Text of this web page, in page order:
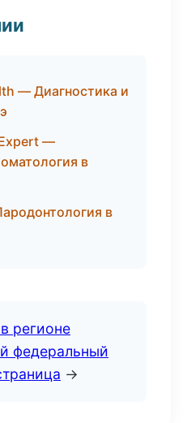
— Диагностика и
—
в
в
регионе
федеральный
→